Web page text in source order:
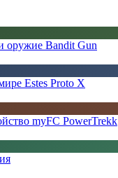
оружие Bandit Gun
Estes Proto X
myFC PowerTrekk